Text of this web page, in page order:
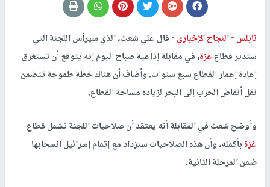
نابلس -النجاح الإخباري -قال علي شعث، الذي سيرأس اللجنة التي
ستدير قطاعغزة، في مقابلة إذاعية صباح اليوم إنه يتوقع أن تستغرق
إعادة إعمار القطاع سبع سنوات. وأضاف أن هناك خطة طموحة تتضمن
نقل أنقاض الحرب إلى البحر لزيادة مساحة القطاع.
وأوضح شعث في المقابلة أنه يعتقد أن صلاحيات اللجنة تشمل قطاع
غزةبأكمله، وأن هذه الصلاحيات ستزداد مع إتمام إسرائيل انسحابها
ضمن المرحلة الثانية.